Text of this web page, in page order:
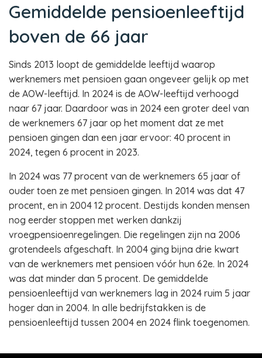
Gemiddelde pensioenleeftijd
boven de 66 jaar
Sinds 2013 loopt de gemiddelde leeftijd waarop
werknemers met pensioen gaan ongeveer gelijk op met
de AOW-leeftijd. In 2024 is de AOW-leeftijd verhoogd
naar 67 jaar. Daardoor was in 2024 een groter deel van
de werknemers 67 jaar op het moment dat ze met
pensioen gingen dan een jaar ervoor: 40 procent in
2024, tegen 6 procent in 2023.
In 2024 was 77 procent van de werknemers 65 jaar of
ouder toen ze met pensioen gingen. In 2014 was dat 47
procent, en in 2004 12 procent. Destijds konden mensen
nog eerder stoppen met werken dankzij
vroegpensioenregelingen. Die regelingen zijn na 2006
grotendeels afgeschaft. In 2004 ging bijna drie kwart
van de werknemers met pensioen vóór hun 62e. In 2024
was dat minder dan 5 procent. De gemiddelde
pensioenleeftijd van werknemers lag in 2024 ruim 5 jaar
hoger dan in 2004. In alle bedrijfstakken is de
pensioenleeftijd tussen 2004 en 2024 flink toegenomen.